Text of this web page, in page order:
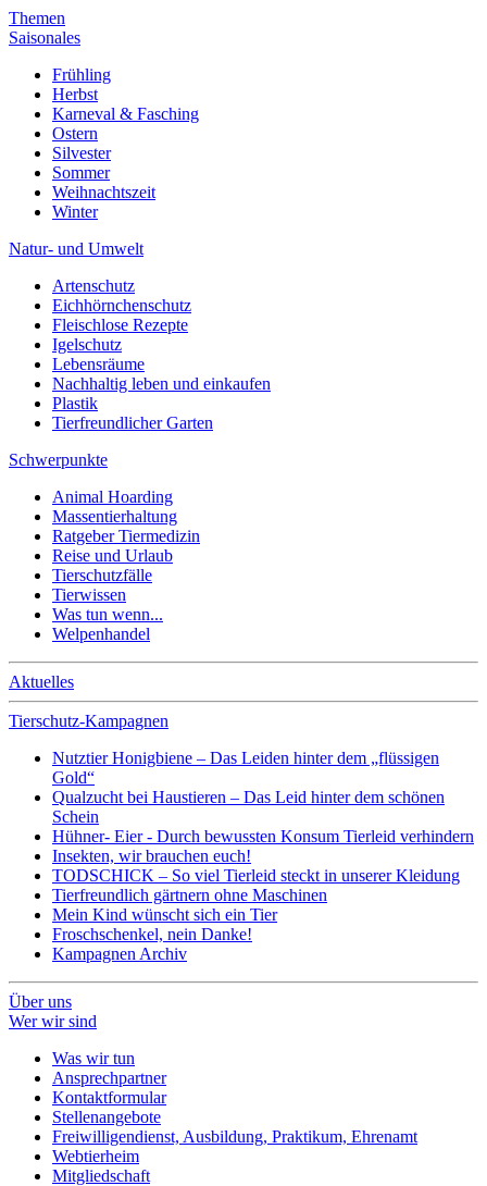
Themen
Saisonales
Frühling
Herbst
Karneval & Fasching
Ostern
Silvester
Sommer
Weihnachtszeit
Winter
Natur- und Umwelt
Artenschutz
Eichhörnchenschutz
Fleischlose Rezepte
Igelschutz
Lebensräume
Nachhaltig leben und einkaufen
Plastik
Tierfreundlicher Garten
Schwerpunkte
Animal Hoarding
Massentierhaltung
Ratgeber Tiermedizin
Reise und Urlaub
Tierschutzfälle
Tierwissen
Was tun wenn...
Welpenhandel
Aktuelles
Tierschutz-Kampagnen
Nutztier Honigbiene – Das Leiden hinter dem „flüssigen
Gold“
Qualzucht bei Haustieren – Das Leid hinter dem schönen
Schein
Hühner- Eier - Durch bewussten Konsum Tierleid verhindern
Insekten, wir brauchen euch!
TODSCHICK – So viel Tierleid steckt in unserer Kleidung
Tierfreundlich gärtnern ohne Maschinen
Mein Kind wünscht sich ein Tier
Froschschenkel, nein Danke!
Kampagnen Archiv
Über uns
Wer wir sind
Was wir tun
Ansprechpartner
Kontaktformular
Stellenangebote
Freiwilligendienst, Ausbildung, Praktikum, Ehrenamt
Webtierheim
Mitgliedschaft